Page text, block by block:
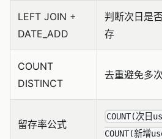
LEFT JOIN +
DATE_ADD
判断次日是
存
COUNT
DISTINCT
去重避免多
留存率公式
COUNT(次
COUNT(新增